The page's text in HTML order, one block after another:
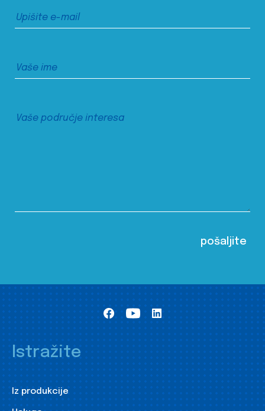
Istražite
Iz produkcije